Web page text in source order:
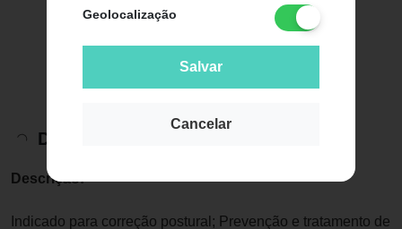
Geolocalização
Salvar
Cancelar
Descrição do Produto
Descrição:
Indicado para correção postural; Prevenção e tratamento de